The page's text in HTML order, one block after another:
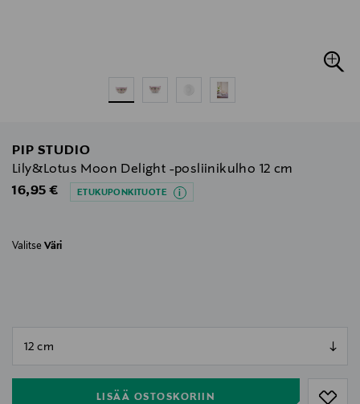
PIP STUDIO
Lily&Lotus Moon Delight -posliinikulho 12 cm
Original Price
16,95 € ETUKUPONKITUOTE
Valitse Väri
LISÄÄ OSTOSKORIIN